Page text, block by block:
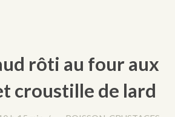
rôti au four aux
croustille de lard